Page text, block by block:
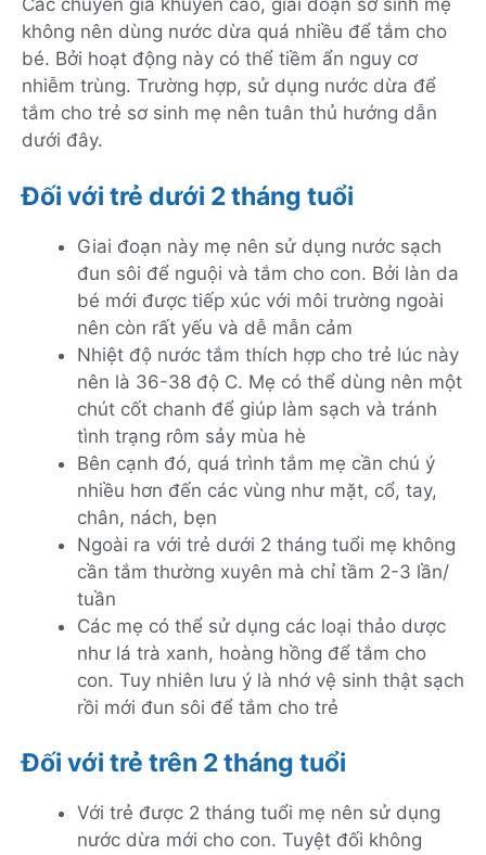
Các chuyên gia khuyến cáo, giai đoạn sơ sinh mẹ
không nên dùng nước dừa quá nhiều để tắm cho
bé. Bởi hoạt động này có thể tiềm ẩn nguy cơ
nhiễm trùng. Trường hợp, sử dụng nước dừa để
tắm cho trẻ sơ sinh mẹ nên tuân thủ hướng dẫn
dưới đây.
Đối với trẻ dưới 2 tháng tuổi
Giai đoạn này mẹ nên sử dụng nước sạch
đun sôi để nguội và tắm cho con. Bởi làn da
bé mới được tiếp xúc với môi trường ngoài
nên còn rất yếu và dễ mẫn cảm
Nhiệt độ nước tắm thích hợp cho trẻ lúc này
nên là 36-38 độ C. Mẹ có thể dùng nên một
chút cốt chanh để giúp làm sạch và tránh
tình trạng rôm sảy mùa hè
Bên cạnh đó, quá trình tắm mẹ cần chú ý
nhiều hơn đến các vùng như mặt, cổ, tay,
chân, nách, bẹn
Ngoài ra với trẻ dưới 2 tháng tuổi mẹ không
cần tắm thường xuyên mà chỉ tầm 2-3 lần/
tuần
Các mẹ có thể sử dụng các loại thảo dược
như lá trà xanh, hoàng hồng để tắm cho
con. Tuy nhiên lưu ý là nhớ vệ sinh thật sạch
rồi mới đun sôi để tắm cho trẻ
Đối với trẻ trên 2 tháng tuổi
Với trẻ được 2 tháng tuổi mẹ nên sử dụng
nước dừa mới cho con. Tuyệt đối không